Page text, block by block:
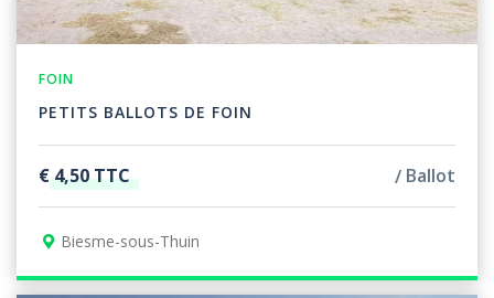
FOIN
PETITS BALLOTS DE FOIN
€ 4,50 TTC Ballot
Biesme-sous-Thuin